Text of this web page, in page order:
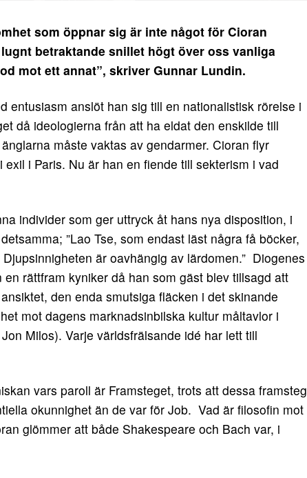
som öppnar sig är inte något för Cioran
betraktande snillet högt över oss vanliga
mot ett annat”, skriver Gunnar Lundin.
entusiasm anslöt han sig till en nationalistisk rörelse i
då ideologierna från att ha eldat den enskilde till
måste vaktas av gendarmer. Cioran flyr
i Paris. Nu är han en fiende till sekterism i vad
individer som ger uttryck åt hans nya disposition, i
”Lao Tse, som endast läst några få böcker,
är oavhängig av lärdomen.” Diogenes
rättfram kyniker då han som gäst blev tillsagd att
den enda smutsiga fläcken i det skinande
mot dagens marknadsinbilska kultur måltavlor i
Milos). Varje världs­frälsande idé har lett till
vars paroll är Framsteget, trots att dessa framsteg
okunnighet än de var för Job. Vad är filosofin mot
glömmer att både Shakespeare och Bach var, i